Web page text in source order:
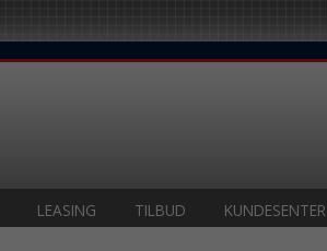
LEASING TILBUD KUNDESENTER